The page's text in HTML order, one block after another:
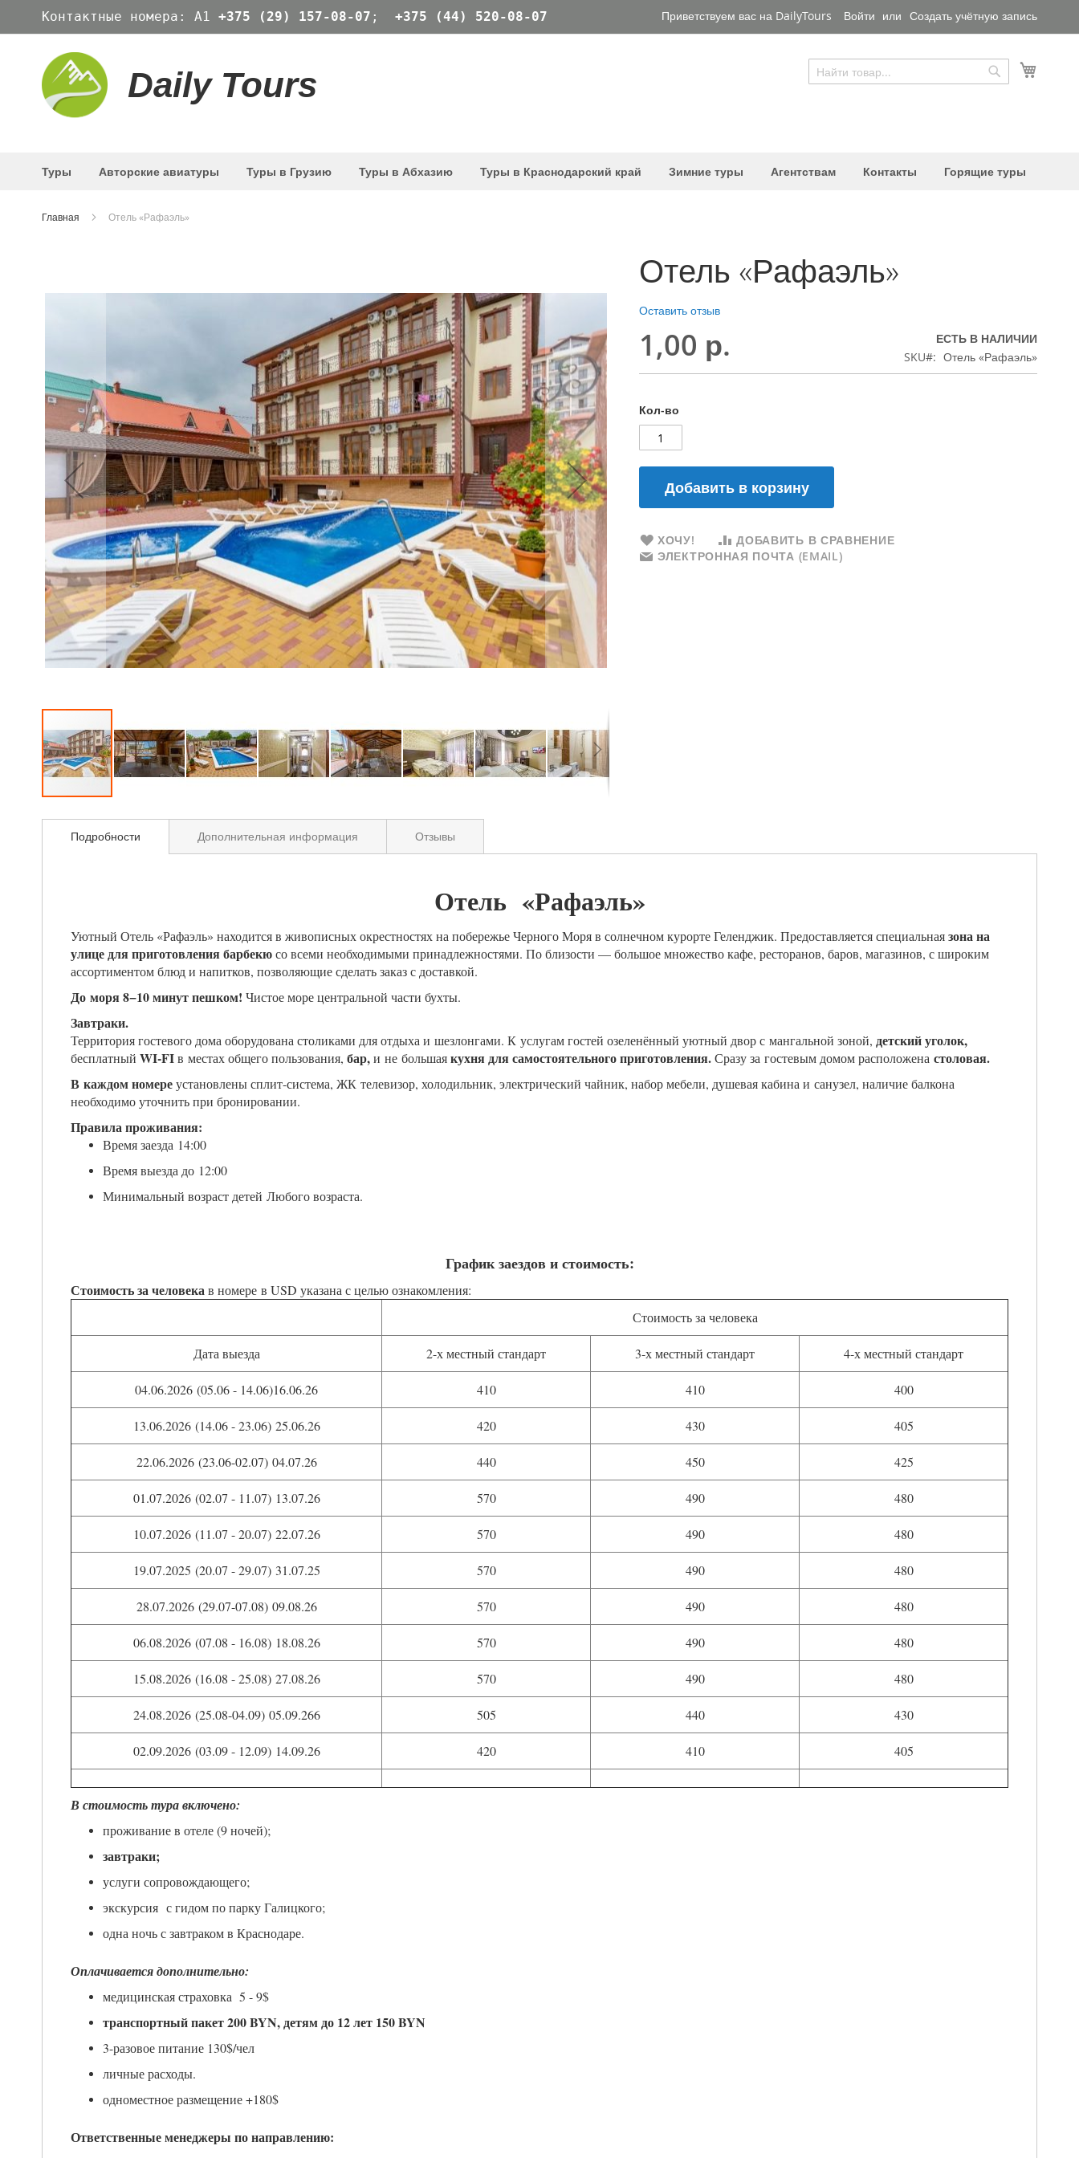
Skip
to
Приветствуем вас на DailyTours Войти Создать учётную запись
Контактные номера: А1 +375 (29) 157-08-07 ; +375 (44) 520-08-07
Daily Tours
Поиск
Туры Авторские авиатуры Туры в Грузию Туры в Абхазию Туры в Краснодарский край Зимние туры Агентствам Контакты Горящие туры
Главная Отель «Рафаэль»
Отель «Рафаэль»
Оставить отзыв
1,00 р.
ЕСТЬ В НАЛИЧИИ
SKU
Отель «Рафаэль»
Кол-во
Добавить в корзину
ХОЧУ!
ДОБАВИТЬ В СРАВНЕНИЕ
ЭЛЕКТРОННАЯ ПОЧТА (EMAIL)
Подробности
Отель «Рафаэль»
Уютный Отель «Рафаэль» находится в живописных окрестностях на побережье Черного Моря в солнечном курорте Геленджик. Предоставляется специальнаязона на
улице для приготовления барбекюсо всеми необходимыми принадлежностями. По близости — большое множество кафе, ресторанов, баров, магазинов, с широким
ассортиментом блюд и напитков, позволяющие сделать заказ с доставкой.
До моря 8−10 минут пешком! Чистое море центральной части бухты.
Завтраки.
Территория гостевого дома оборудована столиками для отдыха и шезлонгами. К услугам гостей озеленённый уютный двор с мангальной зоной, детский уголок,
бесплатный WI-FIв местах общего пользования, бар,и не большаякухня для самостоятельного приготовления.Сразу за гостевым домом расположена столовая.
В каждом номереустановлены сплит-система, ЖК телевизор, холодильник, электрический чайник, набор мебели, душевая кабина и санузел, наличие балкона
необходимо уточнить при бронировании.
Правила проживания:
Время заезда 14:00
Время выезда до 12:00
Минимальный возраст детей Любого возраста.
График заездов и стоимость:
Стоимость за человекав номере в USD указана с целью ознакомления:
Стоимость за человека
Дата выезда 2-х местный стандарт 3-х местный стандарт 4-х местный стандарт
04.06.2026 (05.06 - 14.06)16.06.26 410 410 400
13.06.2026 (14.06 - 23.06) 25.06.26 420 430 405
22.06.2026 (23.06-02.07) 04.07.26 440 450 425
01.07.2026 (02.07 - 11.07) 13.07.26 570 490 480
10.07.2026 (11.07 - 20.07) 22.07.26 570 490 480
19.07.2025 (20.07 - 29.07) 31.07.25 570 490 480
28.07.2026 (29.07-07.08) 09.08.26 570 490 480
06.08.2026 (07.08 - 16.08) 18.08.26 570 490 480
15.08.2026 (16.08 - 25.08) 27.08.26 570 490 480
24.08.2026 (25.08-04.09) 05.09.266 505 440 430
02.09.2026 (03.09 - 12.09) 14.09.26 420 410 405
В стоимость тура включено:
проживание в отеле (9 ночей);
завтраки;
услуги сопровождающего;
экскурсия с гидом по парку Галицкого;
одна ночь с завтраком в Краснодаре.
Оплачивается дополнительно:
медицинская страховка 5 - 9$
транспортный пакет 200 BYN, детям до 12 лет 150 BYN
3-разовое питание 130$/чел
личные расходы.
одноместное размещение +180$
Ответственные менеджеры по направлению:
Дополнительная информация Отзывы